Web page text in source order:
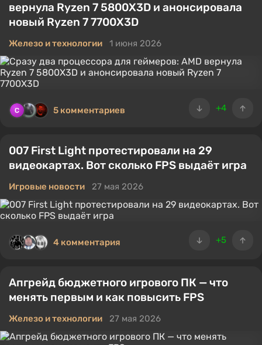
вернула Ryzen 7 5800X3D и анонсировала
новый Ryzen 7 7700X3D
Железо и технологии 1 июня 2026
+4
5 комментариев
007 First Light протестировали на 29
видеокартах. Вот сколько FPS выдаёт игра
Игровые новости 27 мая 2026
+5
4 комментария
Апгрейд бюджетного игрового ПК — что
менять первым и как повысить FPS
Железо и технологии 27 мая 2026